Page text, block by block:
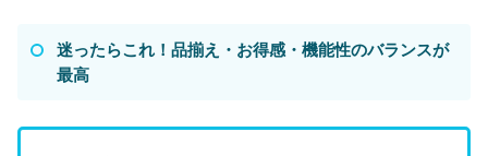
迷ったらこれ！品揃え・お得感・機能性のバランスが
最高